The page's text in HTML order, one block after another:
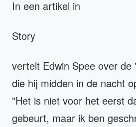
In een artikel in
Story
vertelt Edwin Spee over de
die hij midden in de nacht
"Het is niet voor het eerst
gebeurt, maar ik ben